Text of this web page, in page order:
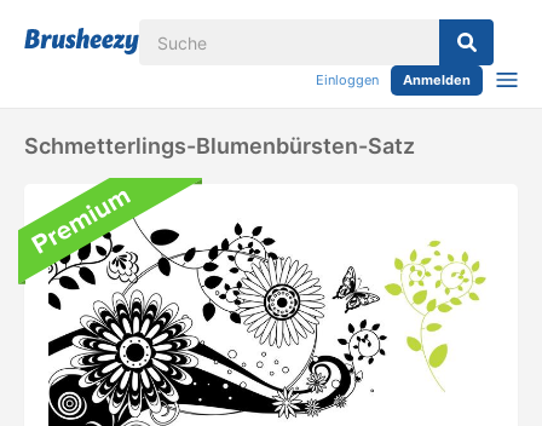
Einloggen Anmelden
Schmetterlings-Blumenbürsten-Satz